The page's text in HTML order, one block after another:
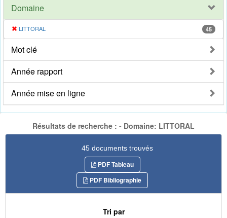
Domaine
LITTORAL 45
Mot clé
Année rapport
Année mise en ligne
Résultats de recherche : - Domaine: LITTORAL
45 documents trouvés
PDF Tableau
PDF Bibliographie
Tri par